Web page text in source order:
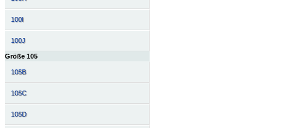
100I
100J
Größe 105
105B
105C
105D